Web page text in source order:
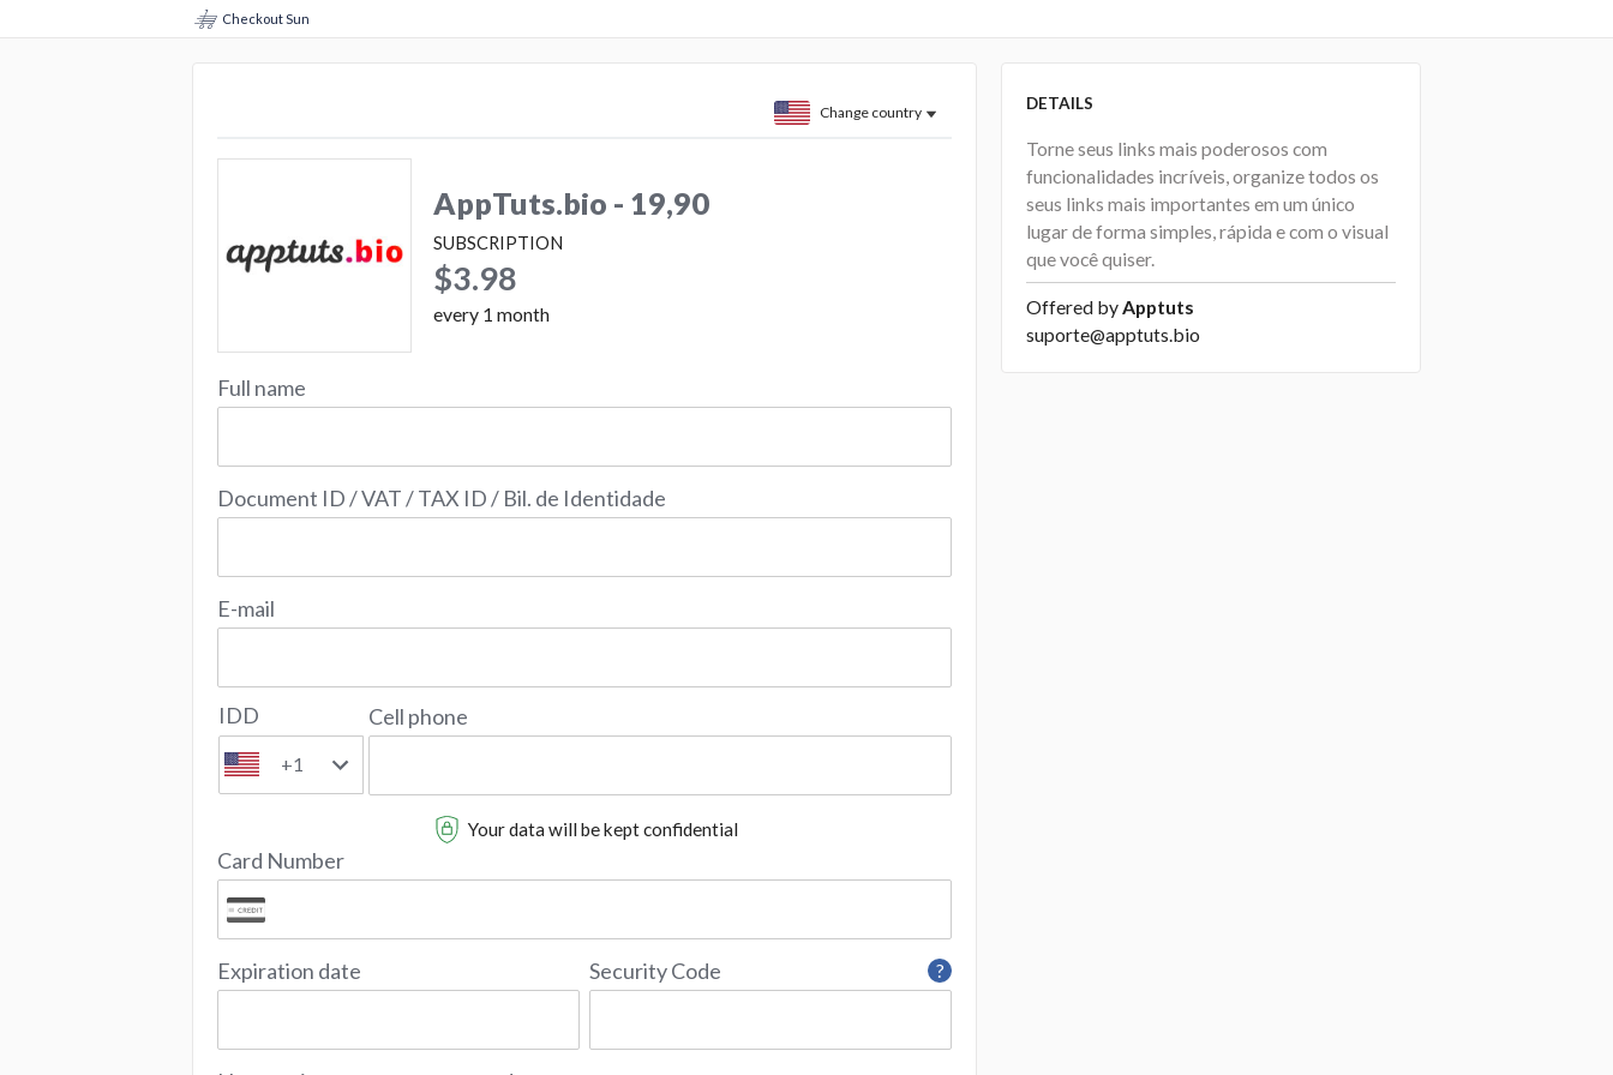
Checkout Sun
Change country
AppTuts.bio - 19,90
SUBSCRIPTION
$3.98
every 1 month
Full name
Document ID / VAT / TAX ID / Bil. de Identidade
E-mail
IDD
+1
Cell phone
Your data will be kept confidential
Card Number
Expiration date ?
Security Code
DETAILS
Torne seus links mais poderosos com
funcionalidades incríveis, organize todos os
seus links mais importantes em um único
lugar de forma simples, rápida e com o visual
que você quiser.
Offered byApptuts
suporte@apptuts.bio